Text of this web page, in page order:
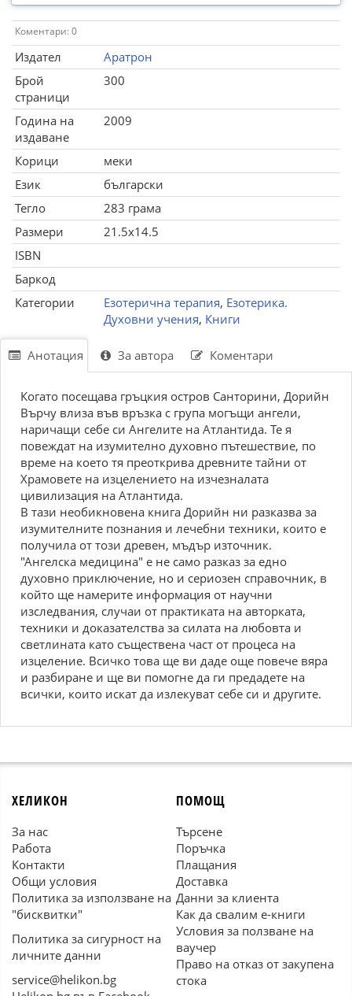
Коментари: 0
Издател
Аратрон
Брой
страници
300
Година на
издаване
2009
Корици
меки
Език
български
Тегло
283 грама
Размери
21.5x14.5
ISBN
Баркод
Категории
Езотерична терапия, Езотерика.
Духовни учения, Книги
Анотация За автора Коментари
Когато посещава гръцкия остров Санторини, Дорийн
Върчу влиза във връзка с група могъщи ангели,
наричащи себе си Ангелите на Атлантида. Те я
повеждат на изумително духовно пътешествие, по
време на което тя преоткрива древните тайни от
Храмовете на изцелението на изчезналата
цивилизация на Атлантида.
В тази необикновена книга Дорийн ни разказва за
изумителните познания и лечебни техники, които е
получила от този древен, мъдър източник.
"Ангелска медицина" е не само разказ за едно
духовно приключение, но и сериозен справочник, в
който ще намерите информация от научни
изследвания, случаи от практиката на авторката,
техники и доказателства за силата на любовта и
светлината като съществена част от процеса на
изцеление. Всичко това ще ви даде още повече вяра
и разбиране и ще ви помогне да ги предадете на
всички, които искат да излекуват себе си и другите.
ХЕЛИКОН
За нас
Работа
Контакти
Общи условия
Политика за използване на
"бисквитки"
Политика за сигурност на
личните данни
service@helikon.bg
ПОМОЩ
Търсене
Поръчка
Плащания
Доставка
Данни за клиента
Как да свалим е-книги
Условия за ползване на
ваучер
Право на отказ от закупена
стока